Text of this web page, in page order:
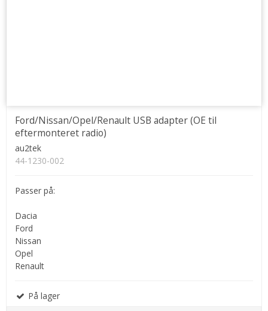
Ford/Nissan/Opel/Renault USB adapter (OE til
eftermonteret radio)
au2tek
44-1230-002
Passer på:
Dacia
Ford
Nissan
Opel
Renault
På lager